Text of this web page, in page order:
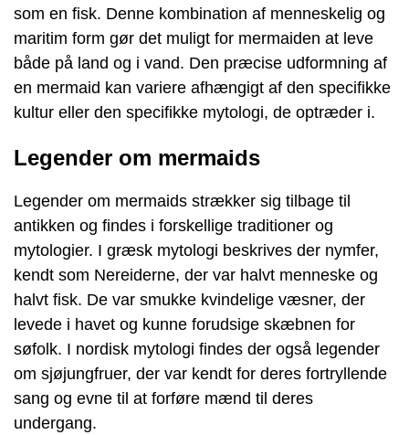
som en fisk. Denne kombination af menneskelig og
maritim form gør det muligt for mermaiden at leve
både på land og i vand. Den præcise udformning af
en mermaid kan variere afhængigt af den specifikke
kultur eller den specifikke mytologi, de optræder i.
Legender om mermaids
Legender om mermaids strækker sig tilbage til
antikken og findes i forskellige traditioner og
mytologier. I græsk mytologi beskrives der nymfer,
kendt som Nereiderne, der var halvt menneske og
halvt fisk. De var smukke kvindelige væsner, der
levede i havet og kunne forudsige skæbnen for
søfolk. I nordisk mytologi findes der også legender
om sjøjungfruer, der var kendt for deres fortryllende
sang og evne til at forføre mænd til deres
undergang.